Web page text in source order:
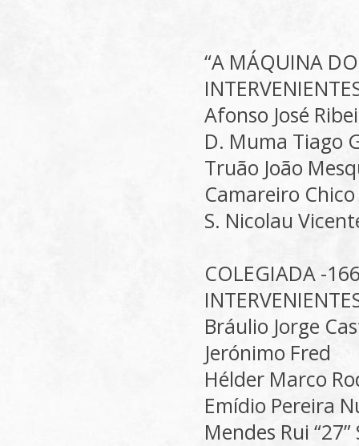
“A MÁQUINA
Afonso José
D. Muma Tiago
Truão João
Camareiro
S. Nicolau
COLEGIADA -
Bráulio Jorge
Jerónimo Fred
Hélder Marco
Emídio Pereira
Mendes Rui “27”